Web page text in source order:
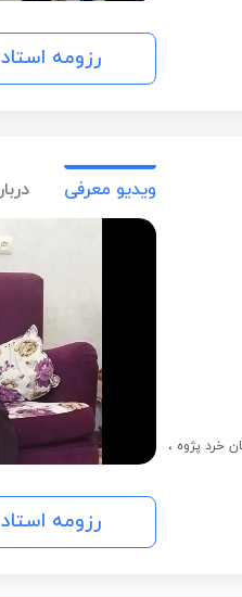
رزومه استاد
خرد پژوه ،
ویدیو معرفی
رزومه استاد